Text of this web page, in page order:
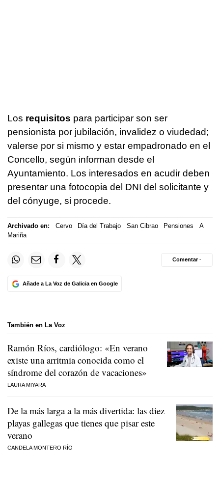
Los requisitos para participar son ser
pensionista por jubilación, invalidez o viudedad;
valerse por si mismo y estar empadronado en el
Concello, según informan desde el
Ayuntamiento. Los interesados en acudir deben
presentar una fotocopia del DNI del solicitante y
del cónyuge, si procede.
Archivado en: Cervo Día del Trabajo San Cibrao Pensiones
A
Mariña
Añade a La Voz de Galicia en Google
Comentar ·
También en La Voz
Ramón Ríos, cardiólogo: «En verano
existe una arritmia conocida como el
síndrome del corazón de vacaciones»
LAURA MIYARA
De la más larga a la más divertida: las diez
playas gallegas que tienes que pisar este
verano
CANDELA MONTERO RÍO